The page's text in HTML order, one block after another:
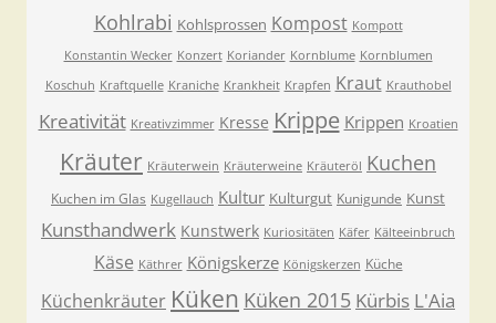
Kohlrabi Kohlsprossen Kompost Kompott
Konstantin Wecker Konzert Koriander Kornblume Kornblumen
Koschuh Kraftquelle Kraniche Krankheit Krapfen Kraut Krauthobel
Kreativität Kreativzimmer Kresse Krippe Krippen Kroatien
Kräuter Kräuterwein Kräuterweine Kräuteröl Kuchen
Kuchen im Glas Kugellauch Kultur Kulturgut Kunigunde Kunst
Kunsthandwerk Kunstwerk Kuriositäten Käfer Kälteeinbruch
Käse Käthrer Königskerze Königskerzen Küche
Küchenkräuter Küken Küken 2015 Kürbis L'Aia